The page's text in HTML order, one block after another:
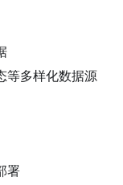
等多样化数据源
署